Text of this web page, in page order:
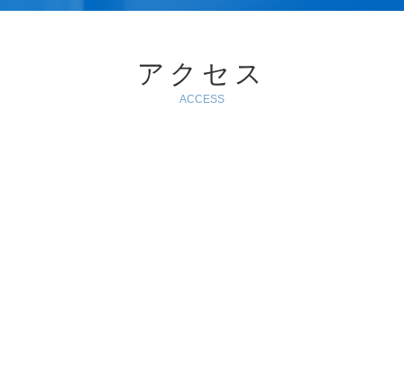
アクセス
ACCESS